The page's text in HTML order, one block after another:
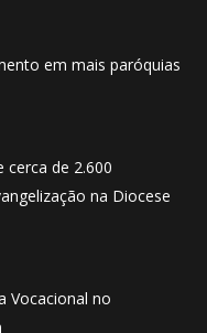
em mais paróquias
cerca de 2.600
na Diocese
Vocacional no